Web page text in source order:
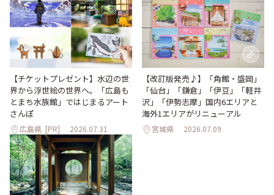
【チケットプレゼント】水辺の世
界から浮世絵の世界へ。「広島も
とまち水族館」ではじまるアート
さんぽ
広島県 [PR] 2026.07.31
【改訂版発売♪】「角館・盛岡」
「仙台」「鎌倉」「伊豆」「軽井
沢」「伊勢志摩」国内6エリアと
海外1エリアがリニューアル
宮城県 2026.07.09